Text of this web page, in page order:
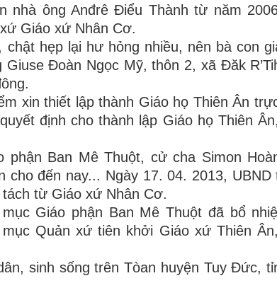
nhà ông Anđrê Điểu Thành từ năm
Giáo xứ Nhân Cơ.
hẹp lại hư hỏng nhiều, nên bà con
Đoàn Ngọc Mỹ, thôn 2, xã Đăk
xin thiết lập thành Giáo họ Thiên Ân
định cho thành lập Giáo họ Thiên
Ban Mê Thuột, cử cha Simon
đến nay... Ngày 17. 04. 2013, UBND
từ Giáo xứ Nhân Cơ.
Giáo phận Ban Mê Thuột đã bổ
Quản xứ tiên khởi Giáo xứ Thiên
sinh sống trên Tòan huyện Tuy Đức,